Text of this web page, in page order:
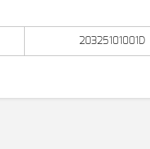
20325101001D